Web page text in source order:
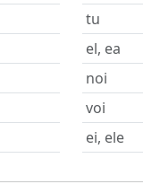
tu
el, ea
noi
voi
ei, ele